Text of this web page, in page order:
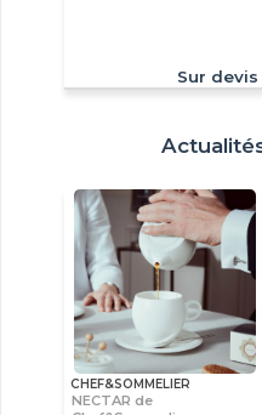
Sur devis
CHEF&SOMMELIER
NECTAR de